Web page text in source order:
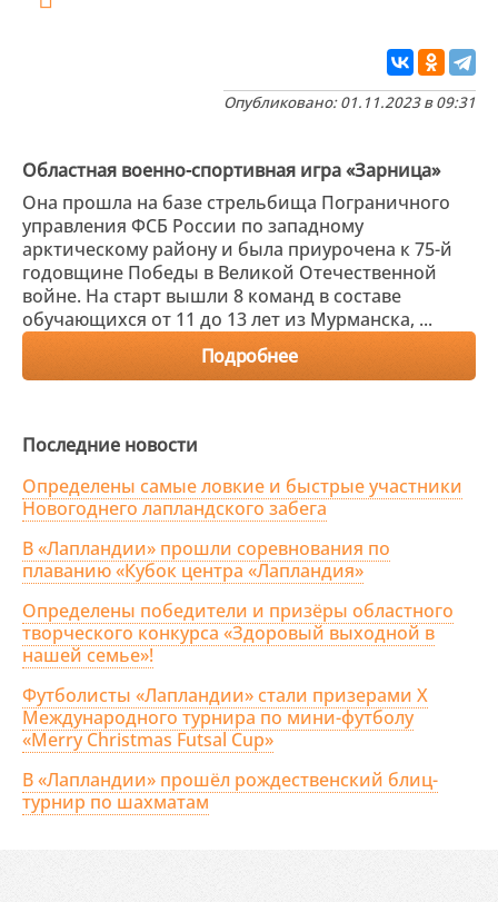
Опубликовано: 01.11.2023 в 09:31
Областная военно-спортивная игра «Зарница»
Она прошла на базе стрельбища Пограничного
управления ФСБ России по западному
арктическому району и была приурочена к 75-й
годовщине Победы в Великой Отечественной
войне. На старт вышли 8 команд в составе
обучающихся от 11 до 13 лет из Мурманска, ...
Подробнее
Последние новости
Определены самые ловкие и быстрые участники
Новогоднего лапландского забега
В «Лапландии» прошли соревнования по
плаванию «Кубок центра «Лапландия»
Определены победители и призёры областного
творческого конкурса «Здоровый выходной в
нашей семье»!
Футболисты «Лапландии» стали призерами X
Международного турнира по мини-футболу
«Merry Christmas Futsal Cup»
В «Лапландии» прошёл рождественский блиц-
турнир по шахматам